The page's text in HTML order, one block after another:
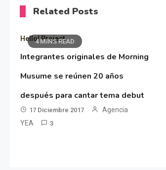
Related Posts
4 MINS READ
Hello! Project
Integrantes originales de Morning
Musume se reúnen 20 años
después para cantar tema debut
17 Diciembre 2017
Agencia
YEA
3